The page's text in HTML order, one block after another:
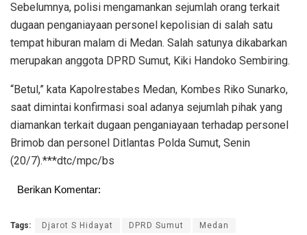
Sebelumnya, polisi mengamankan sejumlah orang terkait
dugaan penganiayaan personel kepolisian di salah satu
tempat hiburan malam di Medan. Salah satunya dikabarkan
merupakan anggota DPRD Sumut, Kiki Handoko Sembiring.
“Betul,” kata Kapolrestabes Medan, Kombes Riko Sunarko,
saat dimintai konfirmasi soal adanya sejumlah pihak yang
diamankan terkait dugaan penganiayaan terhadap personel
Brimob dan personel Ditlantas Polda Sumut, Senin
(20/7).***dtc/mpc/bs
Berikan Komentar:
Tags: Djarot S Hidayat DPRD Sumut Medan